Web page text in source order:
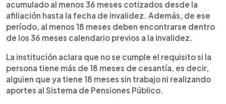
acumulado al menos 36 meses cotizados desde la
afiliación hasta la fecha de invalidez. Además, de ese
período, al menos 18 meses deben encontrarse dentro
de los 36 meses calendario previos a la invalidez.
La institución aclara que no se cumple el requisito si la
persona tiene más de 18 meses de cesantía, es decir,
alguien que ya tiene 18 meses sin trabajo ni realizando
aportes al Sistema de Pensiones Público.